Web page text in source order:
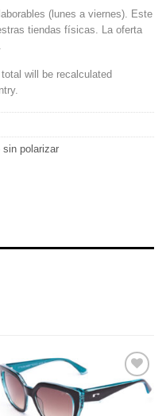
(lunes a viernes). Este
tiendas físicas. La oferta
will be recalculated
sin polarizar
Gafas